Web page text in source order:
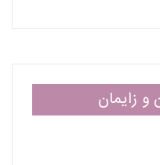
زایمان